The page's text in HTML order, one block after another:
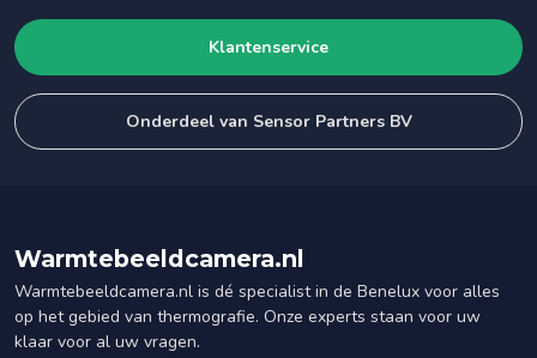
Klantenservice
Onderdeel van Sensor Partners BV
Warmtebeeldcamera.nl
Warmtebeeldcamera.nl is dé specialist in de Benelux voor alles
op het gebied van thermografie. Onze experts staan voor uw
klaar voor al uw vragen.